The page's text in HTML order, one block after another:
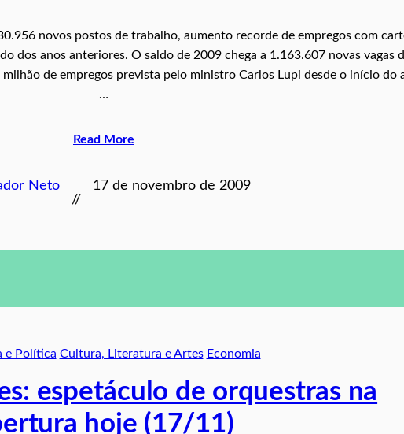
novos postos de trabalho, aumento recorde de empregos com
dos anos anteriores. O saldo de 2009 chega a 1.163.607 novas vagas
de empregos prevista pelo ministro Carlos Lupi desde o início do
…
Read More
Neto
//
17 de novembro de 2009
e Política Cultura, Literatura e Artes Economia
espetáculo de orquestras na
hoje (17/11)